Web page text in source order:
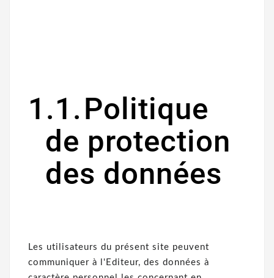
1.1.Politique
de protection
des données
Les utilisateurs du présent site peuvent
communiquer à l'Editeur, des données à